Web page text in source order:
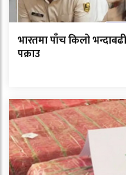
भारतमा पाँच किलो
पक्राउ